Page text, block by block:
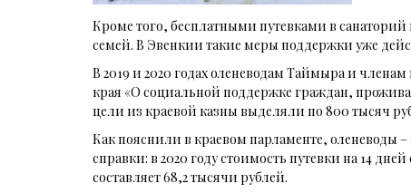
Кроме того, бесплатными путевками в
семей. В Эвенкии такие меры поддержки уже
В 2019 и 2020 годах оленеводам Таймыра и
края «О социальной поддержке граждан,
цели из краевой казны выделяли по 800 тысяч
Как пояснили в краевом парламенте, оленеводы
справки: в 2020 году стоимость путевки на 14
составляет 68,2 тысячи рублей.